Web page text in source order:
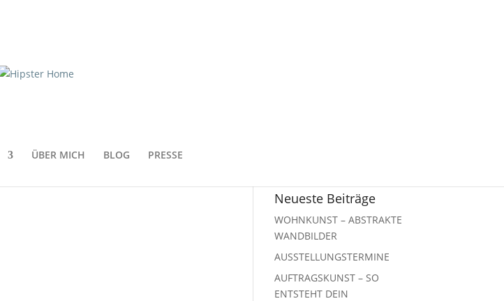
ÜBER MICH BLOG PRESSE
Neueste Beiträge
WOHNKUNST – ABSTRAKTE
WANDBILDER
AUSSTELLUNGSTERMINE
AUFTRAGSKUNST – SO
ENTSTEHT DEIN